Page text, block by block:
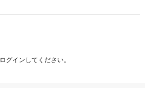
ログイン してください。